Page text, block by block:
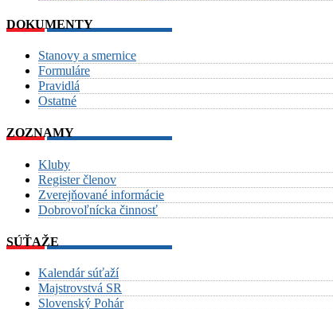
DOKUMENTY
Stanovy a smernice
Formuláre
Pravidlá
Ostatné
ZOZNAMY
Kluby
Register členov
Zverejňované informácie
Dobrovoľnícka činnosť
SÚŤAŽE
Kalendár súťaží
Majstrovstvá SR
Slovenský Pohár